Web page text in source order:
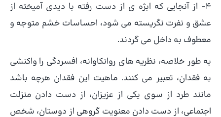
4- از آنجایی که ابژه ی از دست رفته با دیدی آمیخته از
عشق و نفرت نگریسته می شود، احساسات خشم متوجه و
معطوف به داخل می گردند.
به طور خلاصه، نظریه های روانکاوانه، افسردگی را واکنشی
به فقدان، تعبیر می کنند. ماهیت این فقدان هرچه باشد
مانند طرد از سوی یکی از عزیزان، از دست دادن منزلت
اجتماعی، از دست دادن معنویت گروهی از دوستان، شخص